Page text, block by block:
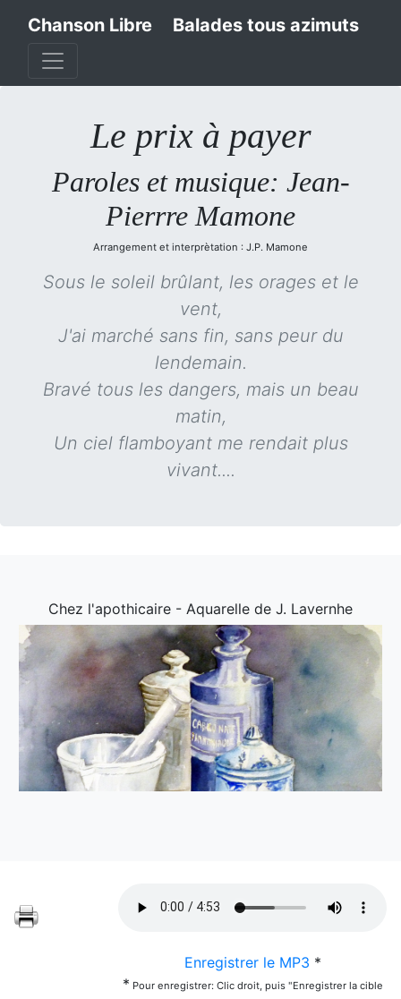
Chanson Libre Balades tous azimuts
Le prix à payer
Paroles et musique: Jean-
Pierrre Mamone
Arrangement et interprètation : J.P. Mamone
Sous le soleil brûlant, les orages et le
vent,
J'ai marché sans fin, sans peur du
lendemain.
Bravé tous les dangers, mais un beau
matin,
Un ciel flamboyant me rendait plus
vivant....
Chez l'apothicaire - Aquarelle de J. Lavernhe
Enregistrer le MP3 *
* Pour enregistrer: Clic droit, puis "Enregistrer la cible